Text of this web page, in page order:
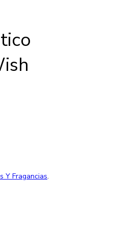
Y Fragancias.